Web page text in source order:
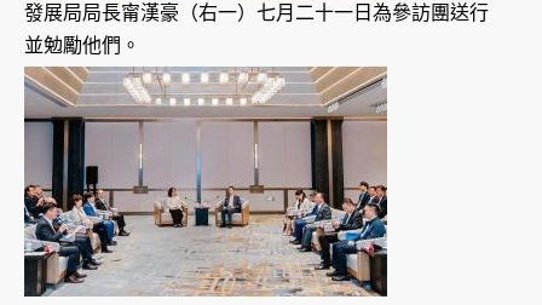
發展局局長甯漢豪（右一）七月二十一日為參訪團送行
並勉勵他們。